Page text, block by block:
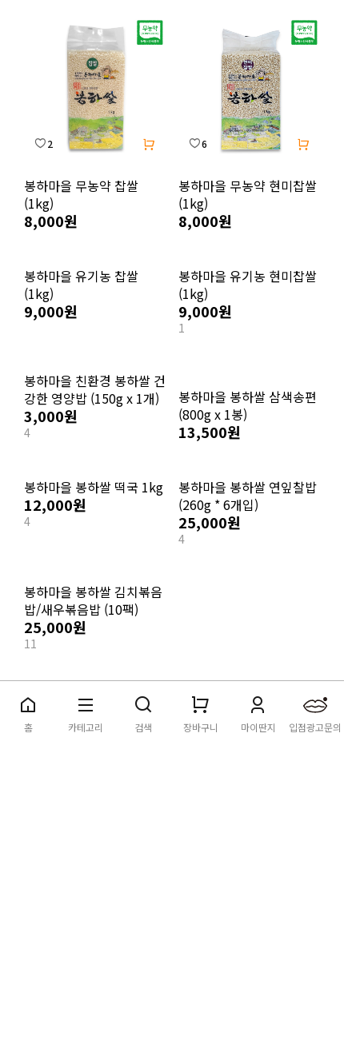
2
봉하마을 무농약 찹쌀
(1kg)
8,000원
6
봉하마을 무농약 현미찹쌀
(1kg)
8,000원
봉하마을 유기농 찹쌀
(1kg)
봉하마을 유기농 현미찹쌀
(1kg)
13
강한 영양밥 (150g x 1개)
3,000원
4
봉하마을 봉하쌀 삼색송편
(800g x 1봉)
13,500원
28
홈 카테고리 검색 장바구니 마이딴지 입점광고문의